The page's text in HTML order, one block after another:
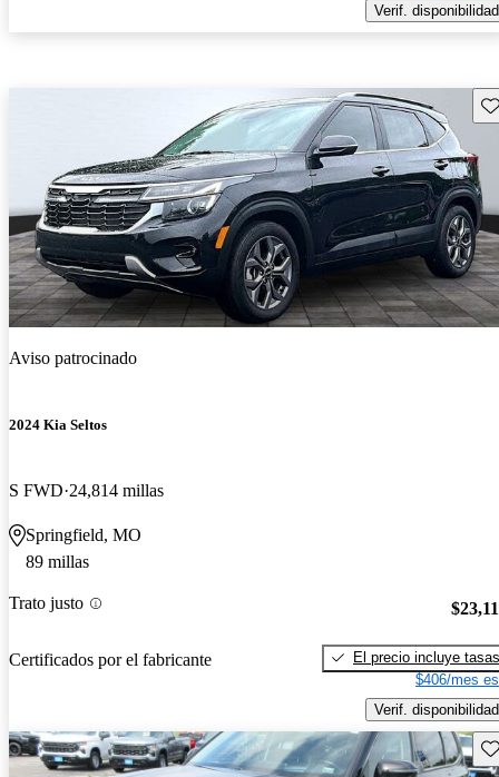
Verif. disponibilidad
Aviso patrocinado
2024 Kia Seltos
S FWD 24,814 millas
Springfield, MO
89 millas
Trato justo
Certificados por el fabricante
El precio incluye tasas
$406/mes
Verif. disponibilidad